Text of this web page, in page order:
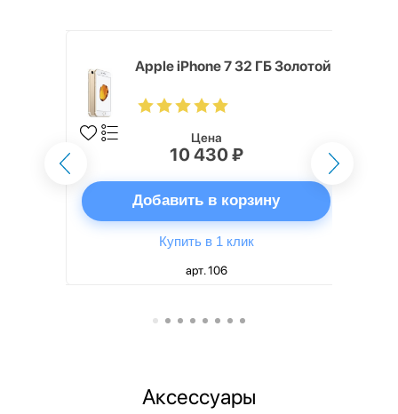
Apple iPhone 7 32 ГБ Золотой
Цена
10 430 ₽
Добавить в корзину
Купить в 1 клик
арт. 106
Аксессуары